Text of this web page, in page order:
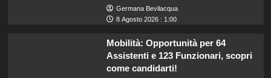
Germana Bevilacqua
8 Agosto 2026 : 1:00
Mobilità: Opportunità per 64
Assistenti e 123 Funzionari, scopri
come candidarti!